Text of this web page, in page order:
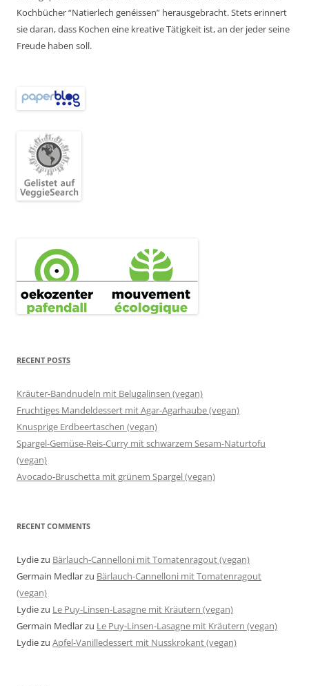
Kochbücher “Natierlech genéissen” herausgebracht. Stets erinnert
sie daran, dass Kochen eine kreative Tätigkeit ist, an der jeder seine
Freude haben soll.
RECENT POSTS
Kräuter-Bandnudeln mit Belugalinsen (vegan)
Fruchtiges Mandeldessert mit Agar-Agarhaube (vegan)
Knusprige Erdbeertaschen (vegan)
Spargel-Gemüse-Reis-Curry mit schwarzem Sesam-Naturtofu
(vegan)
Avocado-Bruschetta mit grünem Spargel (vegan)
RECENT COMMENTS
Lydiezu Bärlauch-Cannelloni mit Tomatenragout (vegan)
Germain Medlarzu Bärlauch-Cannelloni mit Tomatenragout
(vegan)
Lydiezu Le Puy-Linsen-Lasagne mit Kräutern (vegan)
Germain Medlarzu Le Puy-Linsen-Lasagne mit Kräutern (vegan)
Lydiezu Apfel-Vanilledessert mit Nusskrokant (vegan)